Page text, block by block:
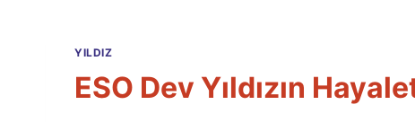
YILDIZ
ESO Dev Yıldızın